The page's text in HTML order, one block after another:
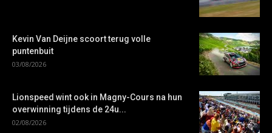
Kevin Van Deijne scoort terug volle
puntenbuit
03/08/2026
Lionspeed wint ook in Magny-Cours na hun
overwinning tijdens de 24u...
02/08/2026